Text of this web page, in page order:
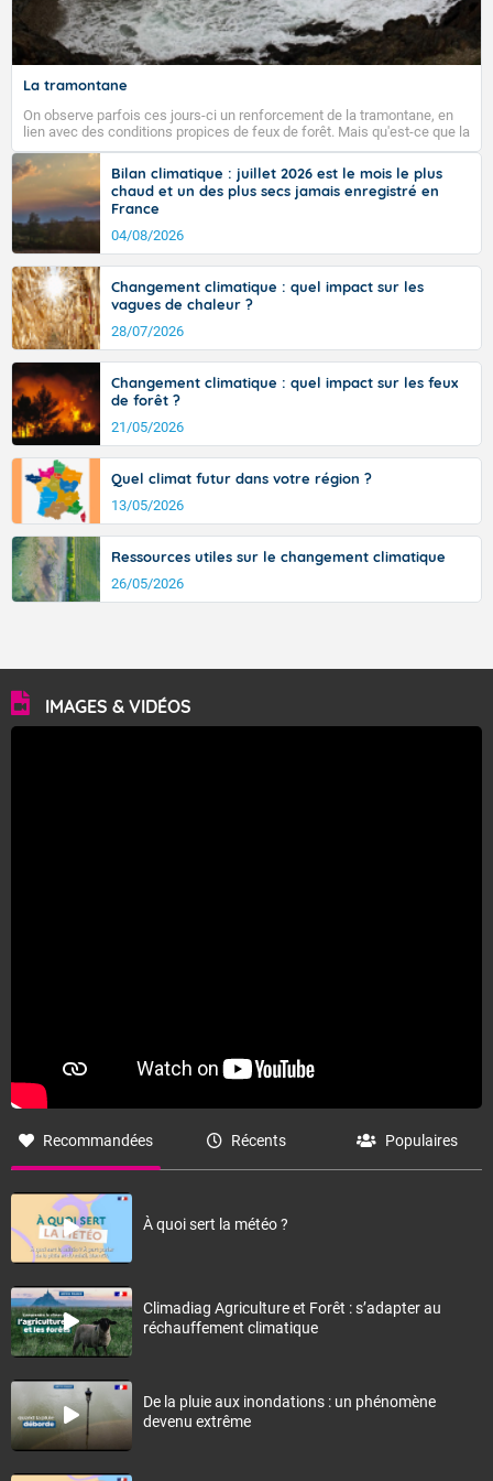
La tramontane
On observe parfois ces jours-ci un renforcement de la tramontane, en
lien avec des conditions propices de feux de forêt. Mais qu'est-ce que la
tramontane ? Quelles sont ses caractéristiques ? La tramontane est un
vent turbulent soufflant de secteur nord-ouest à nord, ou ouest à nord-
ouest, dans un secteur qui part du Roussillon à la vallée de l’Aude et à
l’ouest de l’Hérault. L’étymologie de ce vent vient du latin trasmontanus,
signifiant au-delà des monts, en allusion aux régions montagneuses
d’où provient ce vent.
Bilan climatique : juillet 2026 est le mois le plus
chaud et un des plus secs jamais enregistré en
France
04/08/2026
Changement climatique : quel impact sur les
vagues de chaleur ?
28/07/2026
Changement climatique : quel impact sur les feux
de forêt ?
21/05/2026
Quel climat futur dans votre région ?
13/05/2026
Ressources utiles sur le changement climatique
26/05/2026
IMAGES & VIDÉOS
Recommandées Récents Populaires
À quoi sert la météo ?
Climadiag Agriculture et Forêt : s’adapter au
réchauffement climatique
De la pluie aux inondations : un phénomène
devenu extrême